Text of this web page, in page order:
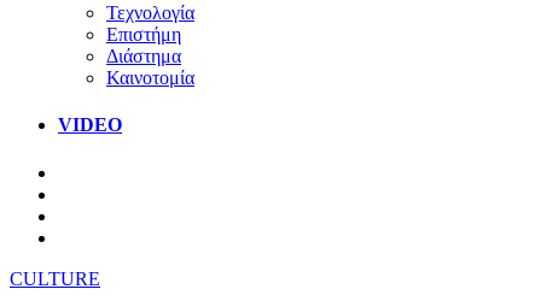
Τεχνολογία
Επιστήμη
Διάστημα
Καινοτομία
VIDEO
CULTURE